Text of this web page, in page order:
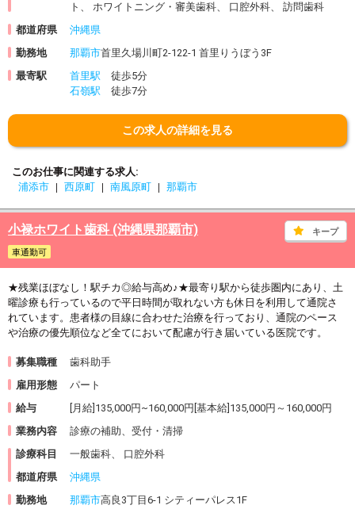
ト、 ホワイトニング・審美歯科、 口腔外科、 訪問歯科
都道府県
沖縄県
勤務地
那覇市首里久場川町2-122-1 首里りうぼう3F
最寄駅
首里駅 徒歩5分
石嶺駅 徒歩7分
この求人の詳細を見る
このお仕事に関連する求人
浦添市
西原町 南風原町 那覇市
キープ
小禄ホワイト歯科 (沖縄県那覇市)
車通勤可
★残業ほぼなし！駅チカ◎給与高め♪★最寄り駅から徒歩圏内にあり、土
曜診療も行っているので平日時間が取れない方も休日を利用して通院さ
れています。患者様の目線に合わせた治療を行っており、通院のペース
や治療の優先順位など全てにおいて配慮が行き届いている医院です。
募集職種
歯科助手
雇用形態
パート
給与
[月給]135,000円~160,000円[基本給]135,000円～160,000円
業務内容
診療の補助、受付・清掃
診療科目
一般歯科、 口腔外科
都道府県
沖縄県
勤務地
那覇市高良3丁目6-1 シティーパレス1F